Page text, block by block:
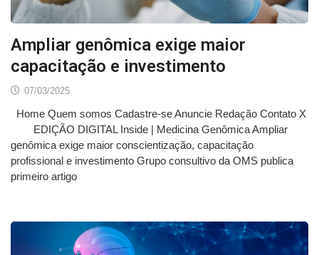
Ampliar genômica exige maior
capacitação e investimento
07/03/2025
Home Quem somos Cadastre-se Anuncie Redação Contato X
EDIÇÃO DIGITAL Inside | Medicina Genômica Ampliar
genômica exige maior conscientização, capacitação
profissional e investimento Grupo consultivo da OMS publica
primeiro artigo